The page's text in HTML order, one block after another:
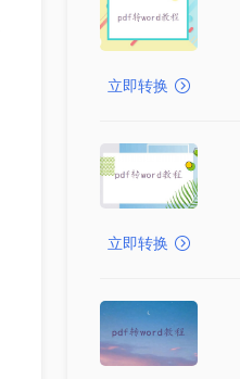
立即转换
立即转换